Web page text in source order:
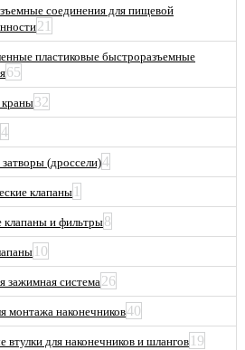
соединения для пищевой
21
пластиковые быстроразъемные
65
32
4
(дроссели)4
клапаны 1
клапаны и фильтры8
10
зажимная система26
монтажа наконечников40
для наконечников и шлангов 19